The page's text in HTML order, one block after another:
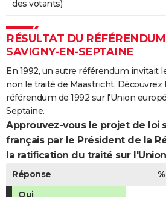
des votants)
RÉSULTAT DU
SAVIGNY-EN-SEPTAINE
En 1992, un autre référendum invitait
non le traité de Maastricht. Découvrez
référendum de 1992 sur l'Union
Septaine.
Approuvez-vous le projet de loi
français par le Président de la
la ratification du traité sur
Réponse
Oui